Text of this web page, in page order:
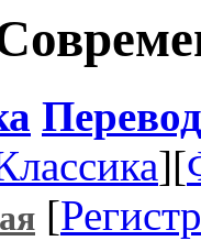
][
[